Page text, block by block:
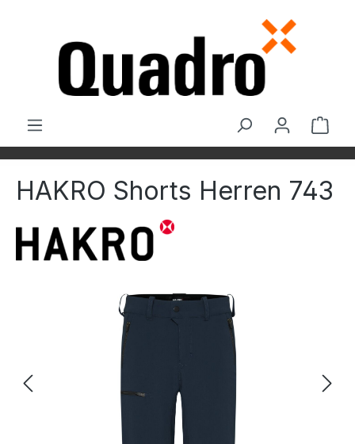
HAKRO Shorts Herren 743
Bildergalerie überspringen